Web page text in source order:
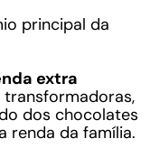
principal da
extra
dos chocolates
renda da família.